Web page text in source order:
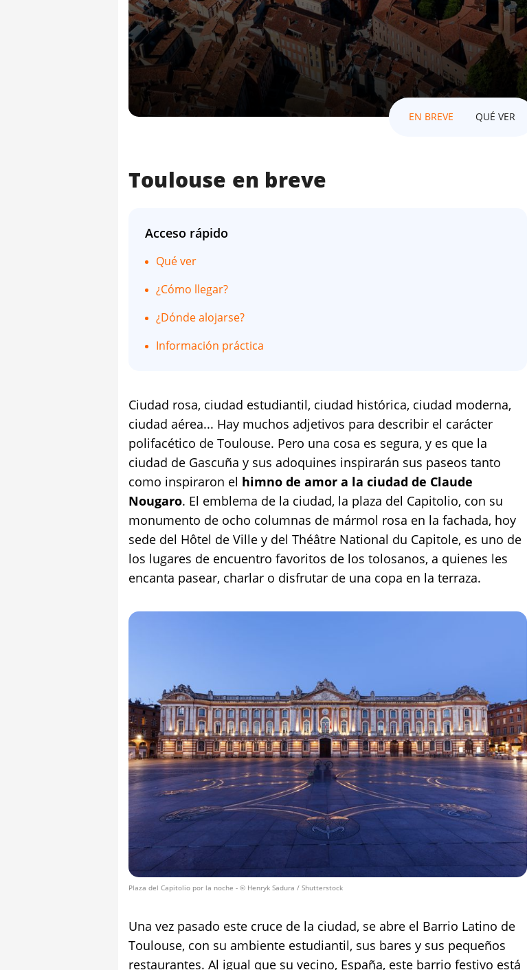
EN BREVE QUÉ VER
Toulouse en breve
Acceso rápido
Qué ver
¿Cómo llegar?
¿Dónde alojarse?
Información práctica
Ciudad rosa, ciudad estudiantil, ciudad histórica, ciudad moderna,
ciudad aérea... Hay muchos adjetivos para describir el carácter
polifacético de Toulouse. Pero una cosa es segura, y es que la
ciudad de Gascuña y sus adoquines inspirarán sus paseos tanto
como inspiraron el himno de amor a la ciudad de Claude
Nougaro. El emblema de la ciudad, la plaza del Capitolio, con su
monumento de ocho columnas de mármol rosa en la fachada, hoy
sede del Hôtel de Ville y del Théâtre National du Capitole, es uno de
los lugares de encuentro favoritos de los tolosanos, a quienes les
encanta pasear, charlar o disfrutar de una copa en la terraza.
Plaza del Capitolio por la noche - © Henryk Sadura / Shutterstock
Una vez pasado este cruce de la ciudad, se abre el Barrio Latino de
Toulouse, con su ambiente estudiantil, sus bares y sus pequeños
restaurantes. Al igual que su vecino, España, este barrio festivo está